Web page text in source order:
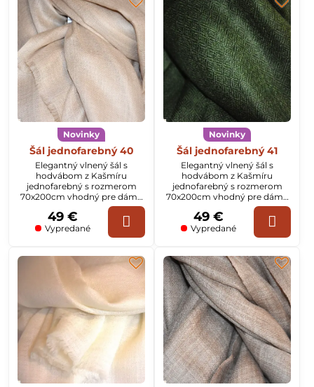
Novinky
Šál jednofarebný 40
Elegantný vlnený šál s
hodvábom z Kašmíru
jednofarebný s rozmerom
70x200cm vhodný pre dámy
Vypredané
49 €
Novinky
Šál jednofarebný 41
Elegantný vlnený šál s
hodvábom z Kašmíru
jednofarebný s rozmerom
70x200cm vhodný pre dámy
Vypredané
49 €